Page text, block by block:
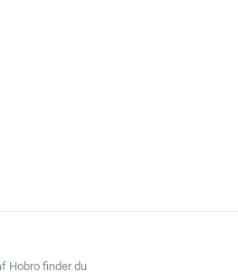
Hobro finder du